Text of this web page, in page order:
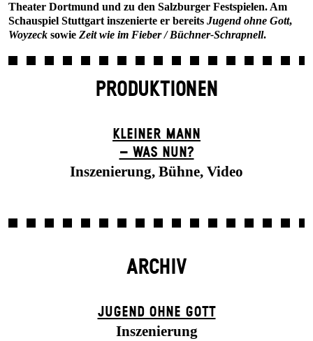
Theater Dortmund und zu den Salzburger Festspielen. Am
Schauspiel Stuttgart inszenierte er bereits Jugend ohne Gott,
Woyzeck sowie Zeit wie im Fieber / Büchner-Schrapnell.
PRODUKTIONEN
KLEINER MANN
– WAS NUN?
Inszenierung, Bühne, Video
ARCHIV
JUGEND OHNE GOTT
Inszenierung